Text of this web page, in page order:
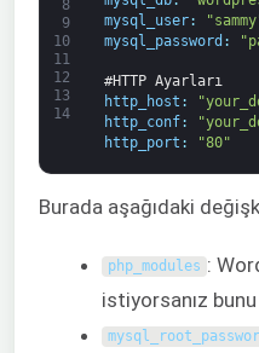
8
9
10
11
12
13
14
mysql_user:
mysql_password :
#HTTP Ayarları
http_host :
http_conf:
http_port : "80"
Burada aşağıdaki
php_modules :
istiyorsanız